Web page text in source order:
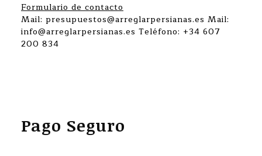
Formulario de contacto
Mail: presupuestos@arreglarpersianas.es Mail:
info@arreglarpersianas.es Teléfono: +34 607
200 834
Pago Seguro